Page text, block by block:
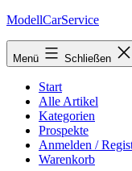
Zum
springen
ModellCarService
Menü Schließen
Start
Alle Artikel
Kategorien
Prospekte
Anmelden /
Warenkorb